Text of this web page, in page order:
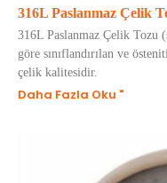
316L Paslanmaz Çelik
316L Paslanmaz Çelik Tozu
göre sınıflandırılan ve
çelik kalitesidir.
Daha Fazla Oku "